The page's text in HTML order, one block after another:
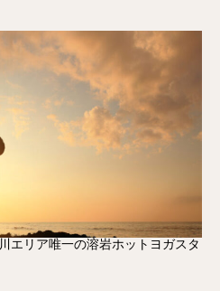
エリア唯一の溶岩ホットヨガスタ